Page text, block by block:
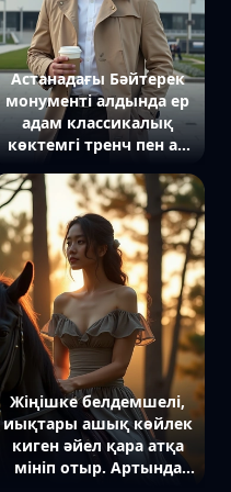
Артқы фонда гүлденген
ағаштар мен тарихи
ғимараттар үйлесім...
Астанадағы Бәйтерек
монументі алдында ер
адам классикалық
көктемгі тренч пен ақ
сенімді әрі стильді
бейнеде, қолында кофе
кесесі бар. Камераға
қараған көзқарасы
байыпты, артқы фонда
заманауи биік
ғимараттар мен ашық
аспан көрінеді.
Жіңішке белдемшелі,
иықтары ашық көйлек
киген әйел қара атқа
мініп отыр. Артында